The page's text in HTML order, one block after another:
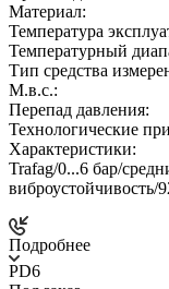
Материал:
Температура
Температурный
Тип средства
М.в.с.:
Перепад давления:
Технологические
Характеристики:
Trafag/0...6 бар/
виброустойчивость/
Подробнее
PD6